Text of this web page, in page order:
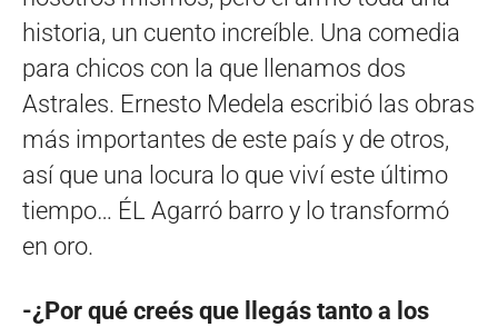
historia, un cuento increíble. Una comedia
para chicos con la que llenamos dos
Astrales. Ernesto Medela escribió las obras
más importantes de este país y de otros,
así que una locura lo que viví este último
tiempo… ÉL Agarró barro y lo transformó
en oro.
-¿Por qué creés que llegás tanto a los